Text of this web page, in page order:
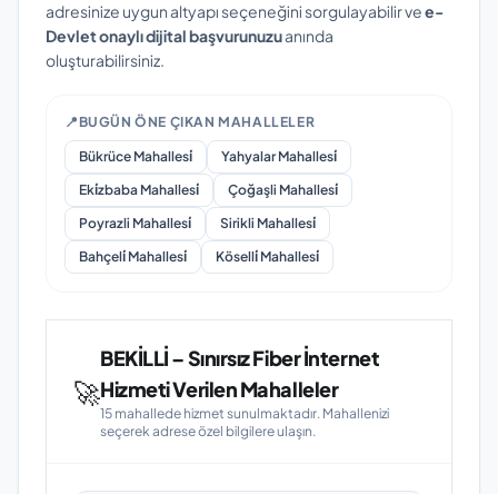
adresinize uygun altyapı seçeneğini sorgulayabilir vee-
Devlet onaylı dijital başvurunuzuanında
oluşturabilirsiniz.
📍 BUGÜN ÖNE ÇIKAN MAHALLELER
Bükrüce Mahallesi̇
Yahyalar Mahallesi̇
Eki̇zbaba Mahallesi̇
Çoğaşli Mahallesi̇
Poyrazli Mahallesi̇
Sirikli Mahallesi̇
Bahçeli̇ Mahallesi̇
Köselli̇ Mahallesi̇
🚀
BEKİLLİ – Sınırsız Fiber İnternet
Hizmeti Verilen Mahalleler
15 mahallede hizmet sunulmaktadır. Mahallenizi
seçerek adrese özel bilgilere ulaşın.